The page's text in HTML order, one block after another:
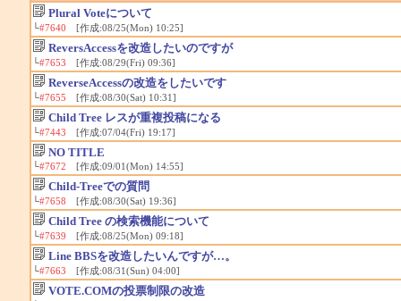
Plural Voteについて
└#7640 [作成:08/25(Mon) 10:25]
ReversAccessを改造したいのですが
└#7653 [作成:08/29(Fri) 09:36]
ReverseAccessの改造をしたいです
└#7655 [作成:08/30(Sat) 10:31]
Child Tree レスが重複投稿になる
└#7443 [作成:07/04(Fri) 19:17]
NO TITLE
└#7672 [作成:09/01(Mon) 14:55]
Child-Treeでの質問
└#7658 [作成:08/30(Sat) 19:36]
Child Tree の検索機能について
└#7639 [作成:08/25(Mon) 09:18]
Line BBSを改造したいんですが…。
└#7663 [作成:08/31(Sun) 04:00]
VOTE.COMの投票制限の改造